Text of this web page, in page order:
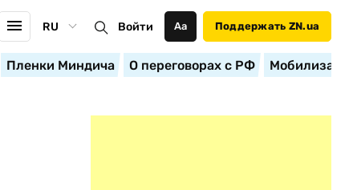
RU Войти Аа Поддержать ZN.ua
Пленки Миндича О переговорах с РФ